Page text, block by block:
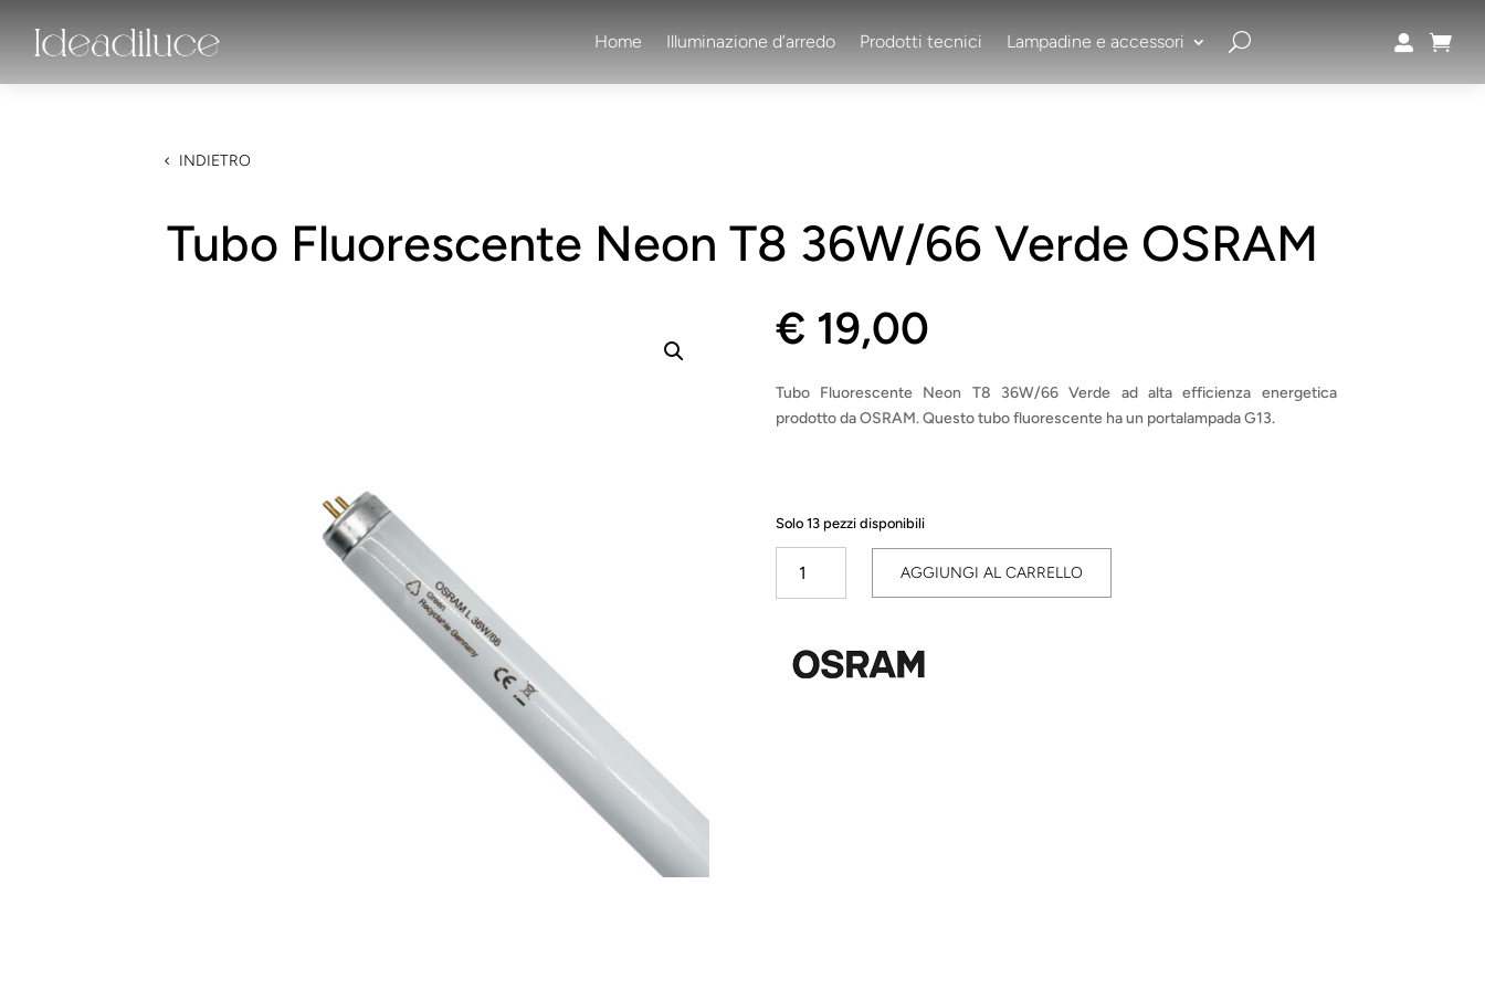
Home Illuminazione d’arredo Prodotti tecnici Lampadine e accessori  
INDIETRO
Tubo Fluorescente Neon T8 36W/66 Verde OSRAM
€ 19,00
Tubo Fluorescente Neon T8 36W/66 Verde ad alta efficienza energetica
prodotto da OSRAM. Questo tubo fluorescente ha un portalampada G13.
Solo 13 pezzi disponibili
Fluorescente
36W/66
Verde
AGGIUNGI AL CARRELLO